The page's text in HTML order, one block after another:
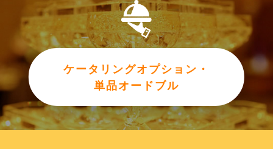
ケータリングオプション・
単品オードブル